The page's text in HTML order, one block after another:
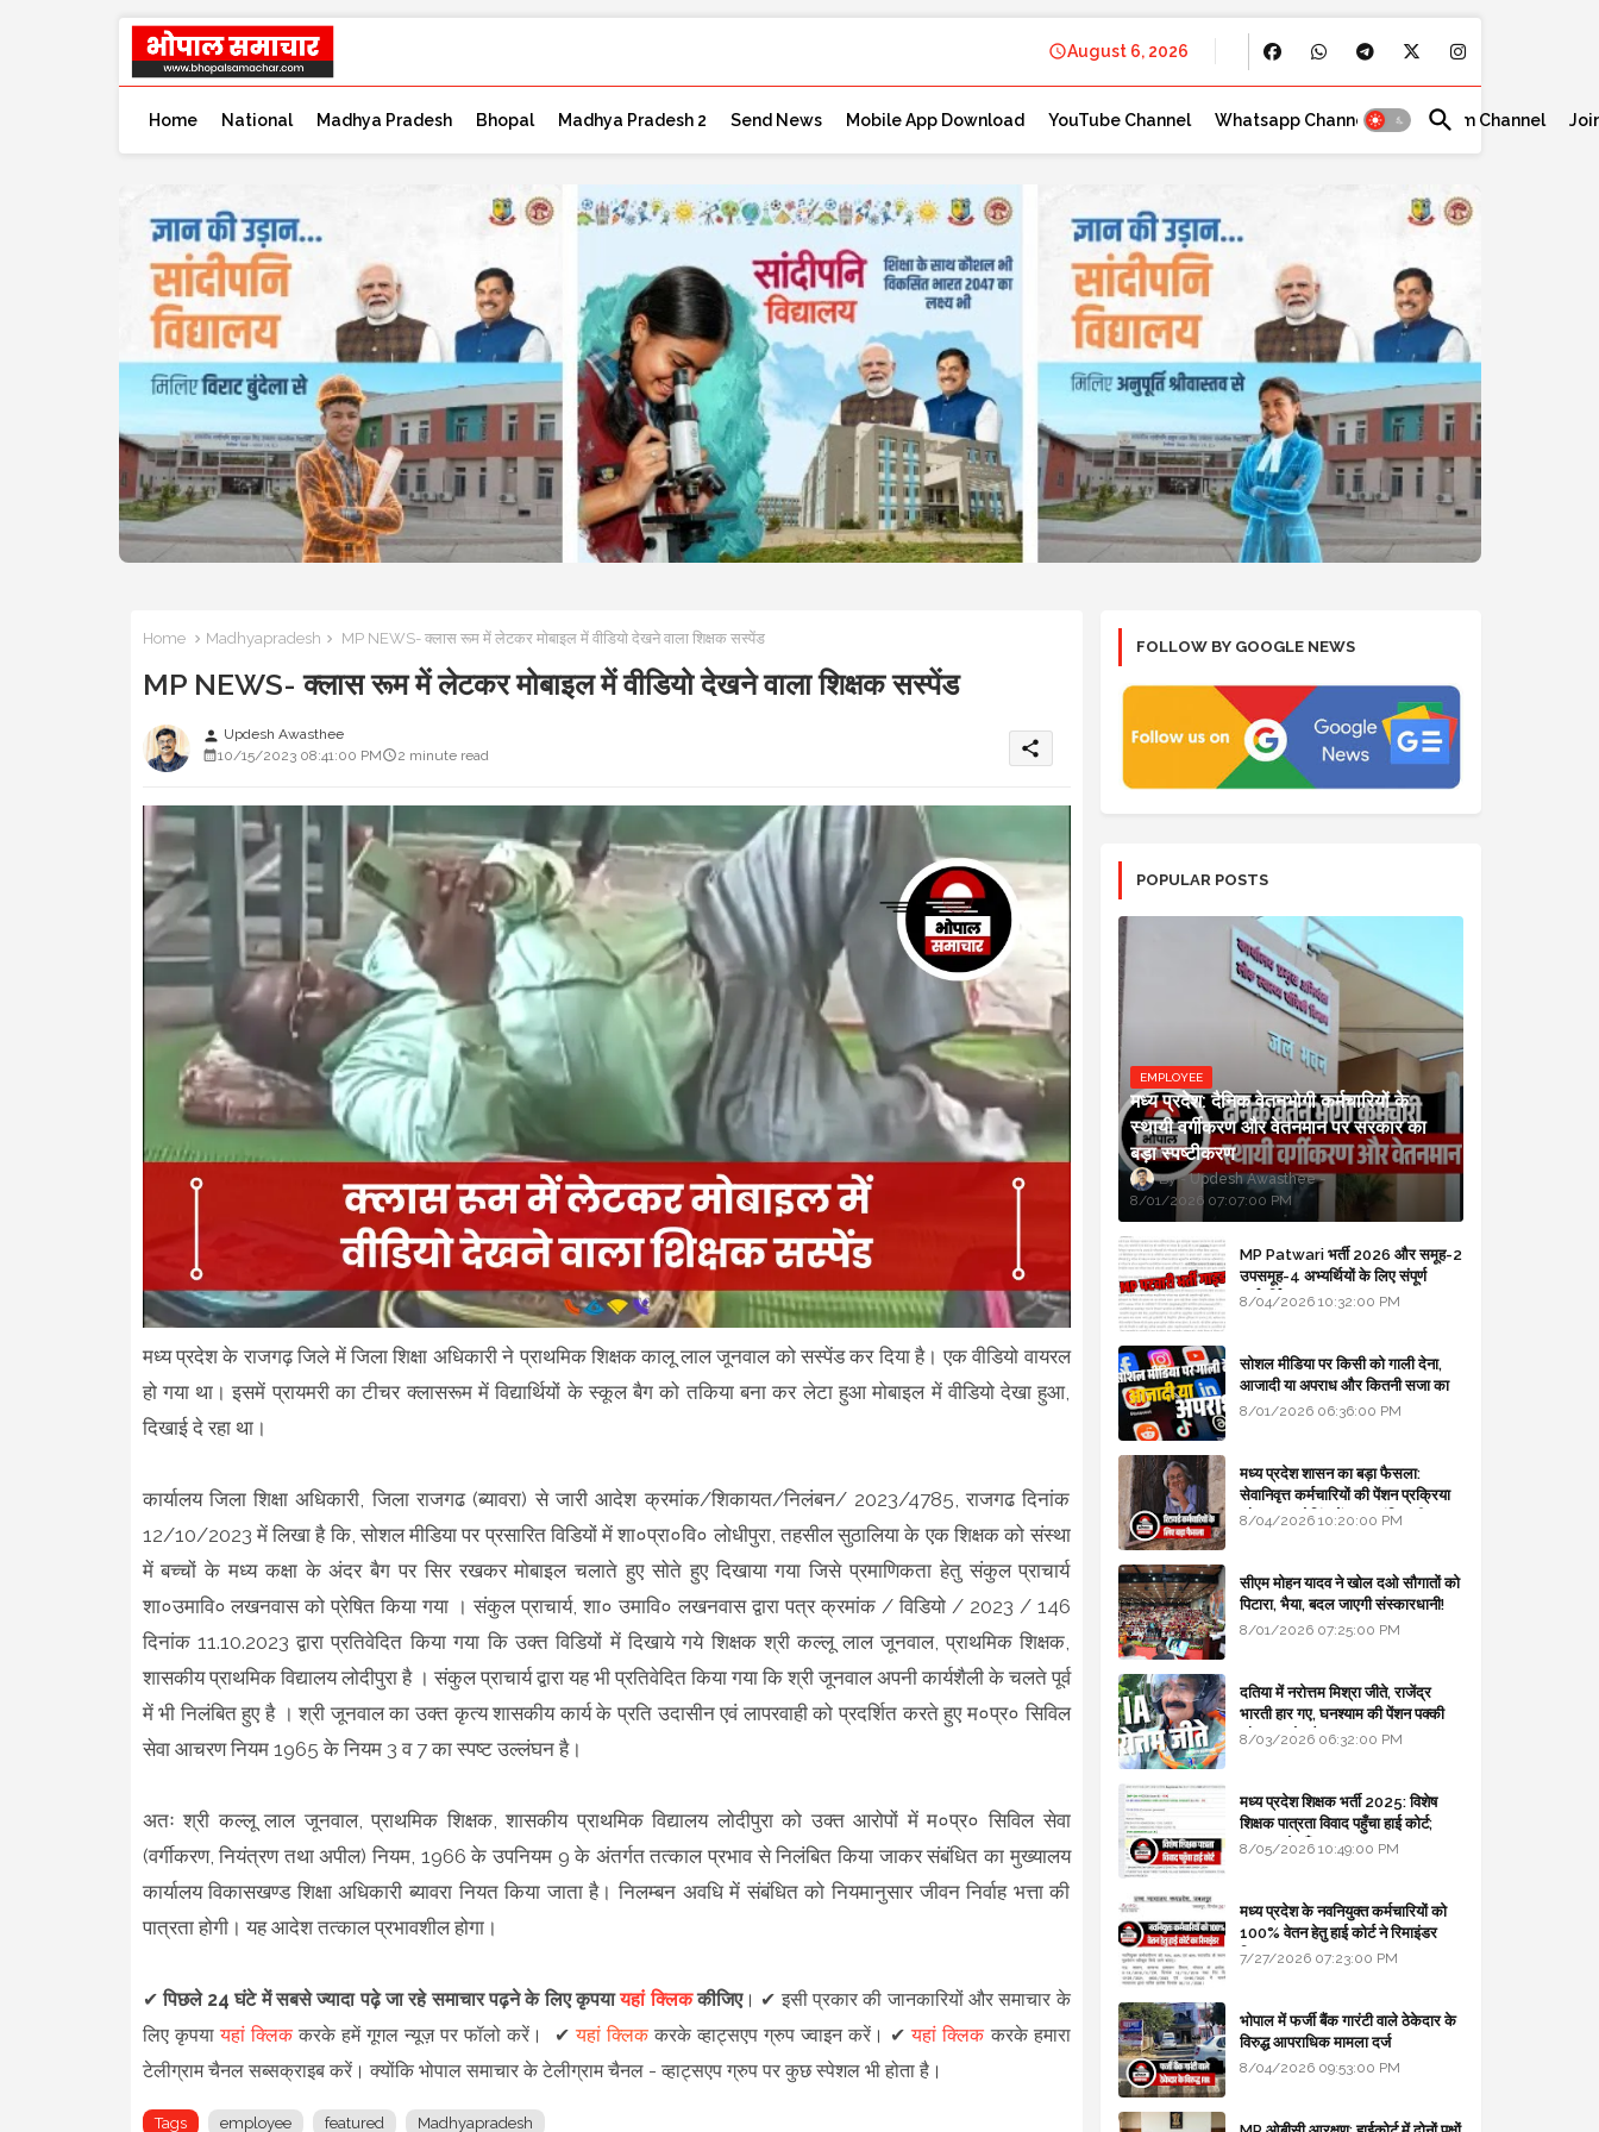
August 6, 2026
Home National Madhya Pradesh Bhopal Madhya Pradesh 2 Send News Mobile App Download YouTube Channel Whatsapp Channel Telegram Channel
Home Madhyapradesh MP NEWS- क्लास रूम में लेटकर मोबाइल में वीडियो देखने वाला शिक्षक सस्पेंड
MP NEWS- क्लास रूम में लेटकर मोबाइल में वीडियो देखने वाला शिक्षक सस्पेंड
person Updesh Awasthee
10/15/2023 08:41:00 PM
2 minute read share
मध्य प्रदेश के राजगढ़ जिले में जिला शिक्षा अधिकारी ने प्राथमिक शिक्षक कालू लाल जूनवाल को सस्पेंड कर दिया है। एक वीडियो वायरल
हो गया था। इसमें प्रायमरी का टीचर क्लासरूम में विद्यार्थियों के स्कूल बैग को तकिया बना कर लेटा हुआ मोबाइल में वीडियो देखा हुआ,
दिखाई दे रहा था।
कार्यालय जिला शिक्षा अधिकारी, जिला राजगढ (ब्यावरा) से जारी आदेश क्रमांक/शिकायत/निलंबन/ 2023/4785, राजगढ दिनांक
12/10/2023 में लिखा है कि, सोशल मीडिया पर प्रसारित विडियों में शा०प्रा०वि० लोधीपुरा, तहसील सुठालिया के एक शिक्षक को संस्था
में बच्चों के मध्य कक्षा के अंदर बैग पर सिर रखकर मोबाइल चलाते हुए सोते हुए दिखाया गया जिसे प्रमाणिकता हेतु संकुल प्राचार्य
शा०उमावि० लखनवास को प्रेषित किया गया । संकुल प्राचार्य, शा० उमावि० लखनवास द्वारा पत्र क्रमांक / विडियो / 2023 / 146
दिनांक 11.10.2023 द्वारा प्रतिवेदित किया गया कि उक्त विडियों में दिखाये गये शिक्षक श्री कल्लू लाल जूनवाल, प्राथमिक शिक्षक,
शासकीय प्राथमिक विद्यालय लोदीपुरा है । संकुल प्राचार्य द्वारा यह भी प्रतिवेदित किया गया कि श्री जूनवाल अपनी कार्यशैली के चलते पूर्व
में भी निलंबित हुए है । श्री जूनवाल का उक्त कृत्य शासकीय कार्य के प्रति उदासीन एवं लापरवाही को प्रदर्शित करते हुए म०प्र० सिविल
सेवा आचरण नियम 1965 के नियम 3 व 7 का स्पष्ट उल्लंघन है।
अतः श्री कल्लू लाल जूनवाल, प्राथमिक शिक्षक, शासकीय प्राथमिक विद्यालय लोदीपुरा को उक्त आरोपों में म०प्र० सिविल सेवा
(वर्गीकरण, नियंत्रण तथा अपील) नियम, 1966 के उपनियम 9 के अंतर्गत तत्काल प्रभाव से निलंबित किया जाकर संबंधित का मुख्यालय
कार्यालय विकासखण्ड शिक्षा अधिकारी ब्यावरा नियत किया जाता है। निलम्बन अवधि में संबंधित को नियमानुसार जीवन निर्वाह भत्ता की
पात्रता होगी। यह आदेश तत्काल प्रभावशील होगा।
✔ पिछले 24 घंटे में सबसे ज्यादा पढ़े जा रहे समाचार पढ़ने के लिए कृपयायहां क्लिककीजिए। ✔ इसी प्रकार की जानकारियों और समाचार के
लिए कृपयायहां क्लिककरके हमें गूगल न्यूज़ पर फॉलो करें। ✔यहां क्लिककरके व्हाट्सएप ग्रुप ज्वाइनकरें । ✔यहां क्लिककरके हमारा
टेलीग्राम चैनल सब्सक्राइब करें। क्योंकि भोपाल समाचार के टेलीग्राम चैनल - व्हाट्सएप ग्रुपपर कुछ स्पेशल भी होता है।
Tags employee featured Madhyapradesh
FOLLOW BY GOOGLE NEWS
POPULAR POSTS
EMPLOYEE
मध्य प्रदेश: दैनिक वेतनभोगी कर्मचारियों के
स्थायी वर्गीकरण और वेतनमान पर सरकार का
बड़ा स्पष्टीकरण
Updesh Awasthee
8/01/2026 07:07:00 PM
MP Patwari भर्ती 2026 और समूह-2
उपसमूह-4 अभ्यर्थियों के लिए संपूर्ण
मार्गदर्शिका
8/04/2026 10:32:00 PM
सोशल मीडिया पर किसी को गाली देना,
आजादी या अपराध और कितनी सजा का
प्रावधान - free legal advice
8/01/2026 06:36:00 PM
मध्य प्रदेश शासन का बड़ा फैसला:
सेवानिवृत्त कर्मचारियों की पेंशन प्रक्रिया
और बजट कोडिंग में हुए क्रांतिकारी
8/04/2026 10:20:00 PM
सीएम मोहन यादव ने खोल दओ सौगातों को
पिटारा, भैया, बदल जाएगी संस्कारधानी!
8/01/2026 07:25:00 PM
दतिया में नरोत्तम मिश्रा जीते, राजेंद्र
भारती हार गए, घनश्याम की पेंशन पक्की
और आशुतोष बैक टू...
8/03/2026 06:32:00 PM
मध्य प्रदेश शिक्षक भर्ती 2025: विशेष
शिक्षक पात्रता विवाद पहुँचा हाई कोर्ट;
सरकार से माँगा जवाब
8/05/2026 10:49:00 PM
मध्य प्रदेश के नवनियुक्त कर्मचारियों को
100% वेतन हेतु हाई कोर्ट ने रिमाइंडर
लिखा
7/27/2026 07:23:00 PM
भोपाल में फर्जी बैंक गारंटी वाले ठेकेदार के
विरुद्ध आपराधिक मामला दर्ज
8/04/2026 09:53:00 PM